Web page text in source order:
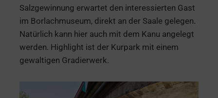
Salzgewinnung erwartet den interessierten Gast
im Borlachmuseum, direkt an der Saale gelegen.
Natürlich kann hier auch mit dem Kanu angelegt
werden. Highlight ist der Kurpark mit einem
gewaltigen Gradierwerk.